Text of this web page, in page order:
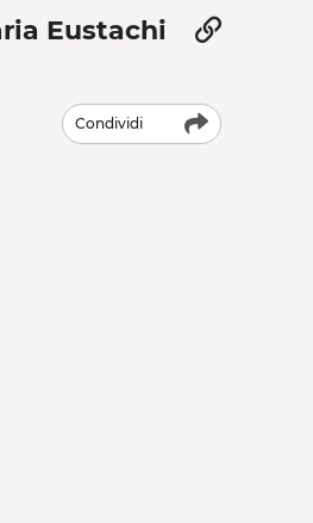
Eustachi
Condividi